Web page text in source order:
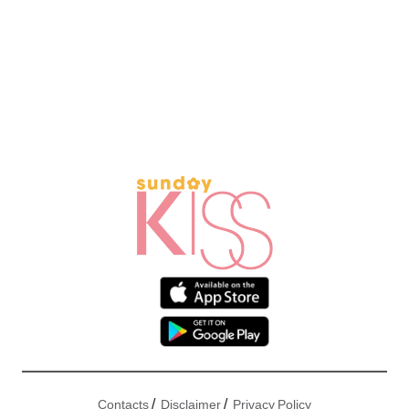
Contacts/ Disclaimer/ Privacy Policy